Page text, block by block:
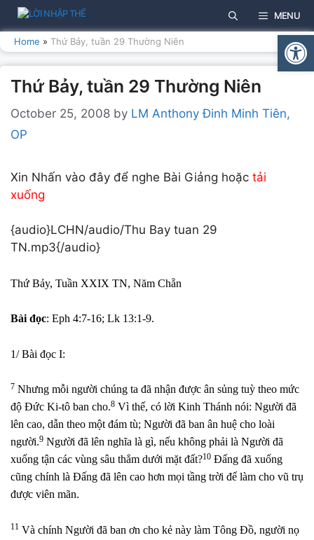
Skip
to
content
MENU
Home » Thứ Bảy, tuần 29 Thường Niên
Thứ Bảy, tuần 29 Thường Niên
October 25, 2008 by LM Anthony Đinh Minh Tiên,
OP
Xin Nhấn vào đây để nghe Bài Giảng hoặc tải
xuống
{audio}LCHN/audio/Thu Bay tuan 29
TN.mp3{/audio}
Thứ Bảy, Tuần XXIX TN, Năm Chẵn
Bài đọc: Eph 4:7-16; Lk 13:1-9.
1/ Bài đọc I:
7 Nhưng mỗi người chúng ta đã nhận được ân sủng tuỳ theo mức
độ Đức Ki-tô ban cho.8 Vì thế, có lời Kinh Thánh nói: Người đã
lên cao, dẫn theo một đám tù; Người đã ban ân huệ cho loài
người.9 Người đã lên nghĩa là gì, nếu không phải là Người đã
xuống tận các vùng sâu thẳm dưới mặt đất?10 Đấng đã xuống
cũng chính là Đấng đã lên cao hơn mọi tầng trời để làm cho vũ trụ
được viên mãn.
11 Và chính Người đã ban ơn cho kẻ này làm Tông Đồ, người nọ